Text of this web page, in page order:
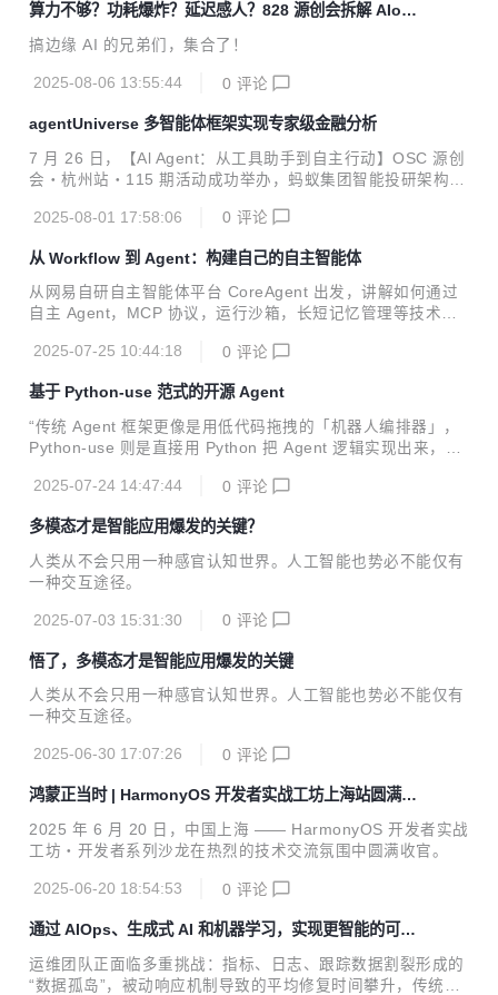
算力不够？功耗爆炸？延迟感人？828 源创会拆解 AIoT
难题
搞边缘 AI 的兄弟们，集合了！
2025-08-06 13:55:44 0 评论
agentUniverse 多智能体框架实现专家级金融分析
7 月 26 日，【Al Agent：从工具助手到自主行动】OSC 源创
会・杭州站・115 期活动成功举办，蚂蚁集团智能投研架构师
金融分析》的精彩演讲，深入阐述了如何利用多智能体技术突
2025-08-01 17:58:06 0 评论
从 Workflow 到 Agent：构建自己的自主智能体
从网易自研自主智能体平台 CoreAgent 出发，讲解如何通过
自主 Agent，MCP 协议，运行沙箱，长短记忆管理等技术构
2025-07-25 10:44:18
0 评论
基于 Python-use 范式的开源 Agent
“传统 Agent 框架更像是用低代码拖拽的「机器人编排器」，
Python-use 则是直接用 Python 把 Agent 逻辑实现出来，让
2025-07-24 14:47:44
0 评论
多模态才是智能应用爆发的关键？
人类从不会只用一种感官认知世界。人工智能也势必不能仅有
一种交互途径。
2025-07-03 15:31:30 0 评论
悟了，多模态才是智能应用爆发的关键
人类从不会只用一种感官认知世界。人工智能也势必不能仅有
一种交互途径。
2025-06-30 17:07:26 0 评论
鸿蒙正当时 | HarmonyOS 开发者实战工坊上海站圆满收
官
2025 年 6 月 20 日，中国上海 —— HarmonyOS 开发者实战
工坊・开发者系列沙龙在热烈的技术交流氛围中圆满收官。
2025-06-20 18:54:53 0 评论
通过 AIOps、生成式 AI 和机器学习，实现更智能的可观
测性
运维团队正面临多重挑战：指标、日志、跟踪数据割裂形成的
“数据孤岛”，被动响应机制导致的平均修复时间攀升，传统监